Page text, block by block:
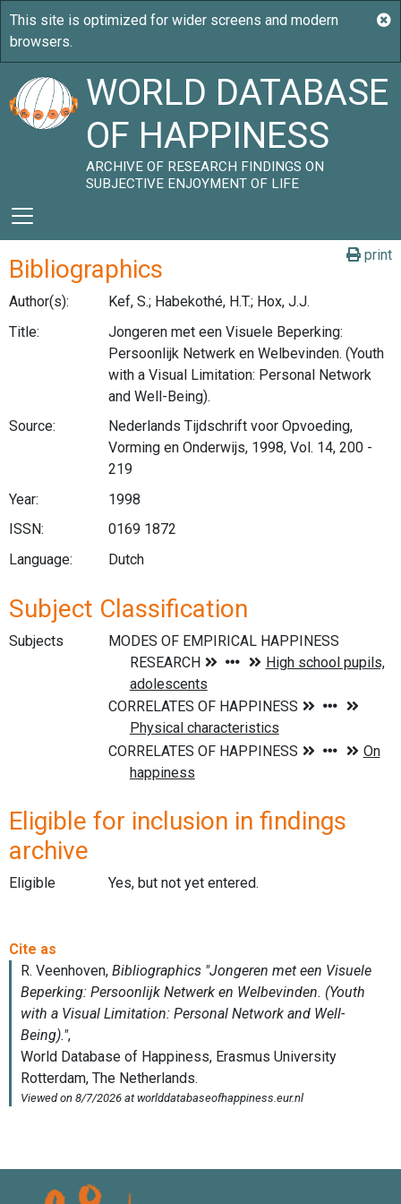
WORLD DATABASE
OF HAPPINESS
ARCHIVE OF RESEARCH FINDINGS ON
SUBJECTIVE ENJOYMENT OF LIFE
print
Bibliographics
Author(s):
Kef, S.; Habekothé, H.T.; Hox, J.J.
Title:
Jongeren met een Visuele Beperking:
Persoonlijk Netwerk en Welbevinden. (Youth
with a Visual Limitation: Personal Network
and Well-Being).
Source:
Nederlands Tijdschrift voor Opvoeding,
Vorming en Onderwijs, 1998, Vol. 14, 200 -
219
Year:
1998
ISSN:
0169 1872
Language:
Dutch
Subject Classification
Subjects
Eligible for inclusion in findings
archive
Eligible Yes, but not yet entered.